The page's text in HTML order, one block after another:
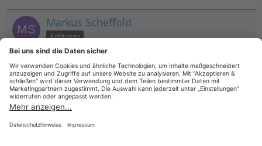
Markus Scheffold
Anfänger
21. November 2025 um 14:18
Danke werde ich testen.